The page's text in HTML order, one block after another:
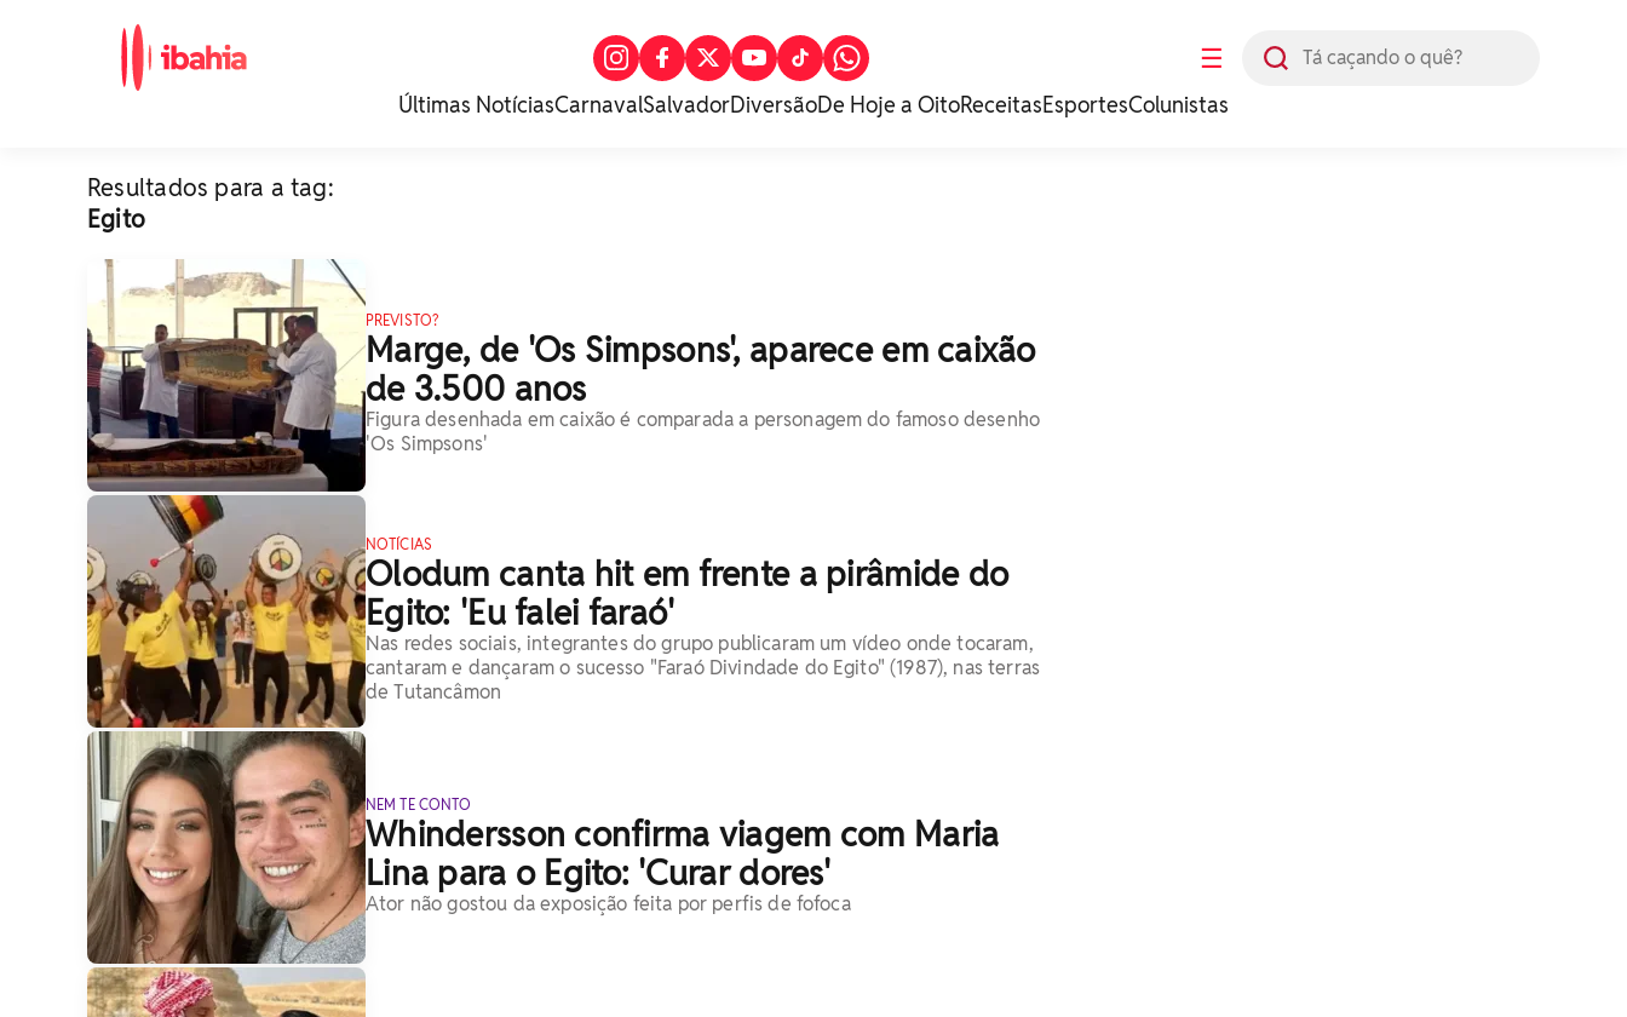
☰
Últimas NotíciasCarnavalSalvadorDiversãoDe Hoje a OitoReceitasEsportesColunistas
Resultados para a tag:
Egito
PREVISTO?
Marge, de 'Os Simpsons', aparece em caixão
de 3.500 anos
Figura desenhada em caixão é comparada a personagem do famoso desenho
'Os Simpsons'
NOTÍCIAS
Olodum canta hit em frente a pirâmide do
Egito: 'Eu falei faraó'
Nas redes sociais, integrantes do grupo publicaram um vídeo onde tocaram,
cantaram e dançaram o sucesso "Faraó Divindade do Egito" (1987), nas terras
de Tutancâmon
NEM TE CONTO
Whindersson confirma viagem com Maria
Lina para o Egito: 'Curar dores'
Ator não gostou da exposição feita por perfis de fofoca